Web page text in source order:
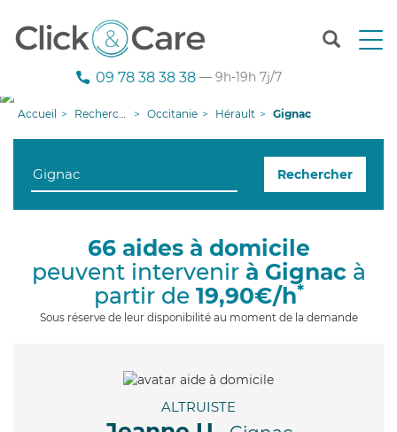
T
n
g
09 78 38 38 38 — 9h-19h 7j/7
Accueil Recherche aide à domicile Occitanie Hérault Gignac
Rechercher
66 aides à domicile
peuvent intervenir à Gignacà
partir de 19,90€/h*
Sous réserve de leur disponibilité au moment de la demande
ALTRUISTE